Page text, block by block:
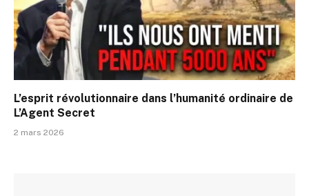
L’esprit révolutionnaire dans l’humanité ordinaire de
L’Agent Secret
2 mars 2026